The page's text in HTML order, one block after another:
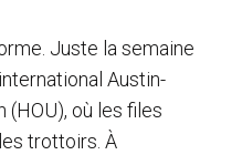
Juste la semaine
Austin-
(HOU), où les files
trottoirs. À